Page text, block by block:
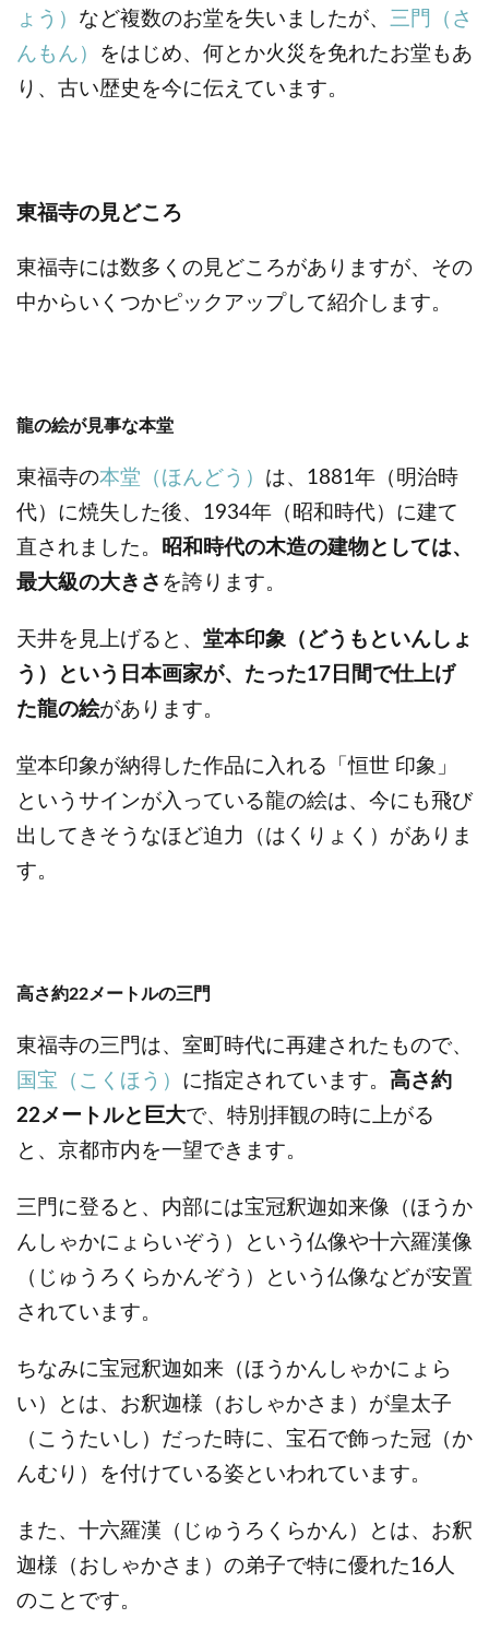
ょう） など複数のお堂を失いましたが、 三門（さ
んもん）
をはじめ、何とか火災を免れたお堂もあ
り、古い歴史を今に伝えています。
東福寺の見どころ
東福寺には数多くの見どころがありますが、その
中からいくつかピックアップして紹介します。
龍の絵が見事な本堂
東福寺の本堂（ほんどう） は、1881年（明治時
代）に焼失した後、1934年（昭和時代）に建て
直されました。 昭和時代の木造の建物としては、
最大級の大きさ を誇ります。
天井を見上げると、 堂本印象（どうもといんしょ
う）という日本画家が、たった17日間で仕上げ
た龍の絵があります。
堂本印象が納得した作品に入れる「恒世 印象」
というサインが入っている龍の絵は、今にも飛び
出してきそうなほど迫力（はくりょく）がありま
す。
高さ約22メートルの三門
東福寺の三門は、室町時代に再建されたもので、
国宝（こくほう） に指定されています。 高さ約
22メートルと巨大で、特別拝観の時に上がる
と、京都市内を一望できます。
三門に登ると、内部には宝冠釈迦如来像（ほうか
んしゃかにょらいぞう）という仏像や十六羅漢像
（じゅうろくらかんぞう）という仏像などが安置
されています。
ちなみに宝冠釈迦如来（ほうかんしゃかにょら
い）とは、お釈迦様（おしゃかさま）が皇太子
（こうたいし）だった時に、宝石で飾った冠（か
んむり）を付けている姿といわれています。
また、十六羅漢（じゅうろくらかん）とは、お釈
迦様（おしゃかさま）の弟子で特に優れた16人
のことです。